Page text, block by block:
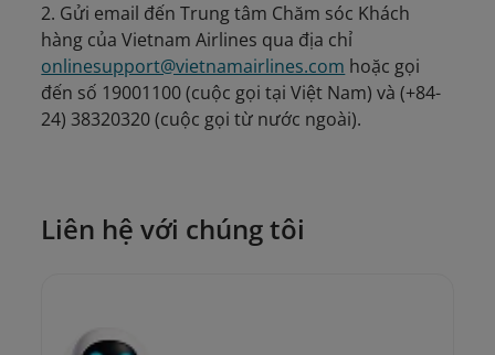
2. Gửi email đến Trung tâm Chăm sóc Khách
hàng của Vietnam Airlines qua địa chỉ
onlinesupport@vietnamairlines.com hoặc gọi
đến số 19001100 (cuộc gọi tại Việt Nam) và (+84-
24) 38320320 (cuộc gọi từ nước ngoài).
Liên hệ với chúng tôi